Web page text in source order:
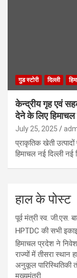
गुड स्टोरी दिल्ली
केन्द्रीय गृह एवं
देने के लिए हिमाचल
July 25, 2025
प्राकृतिक खेती
हिमाचल नई दिल्ली नई
हाल के पोस्ट
पूर्व मंत्री स्व. जी.एस.
HPTDC की सभी
हिमाचल प्रदेश ने
राज्यों में तीसरा स्थान
अनुकूल पारिस्थितिकी
मुख्यमंत्री